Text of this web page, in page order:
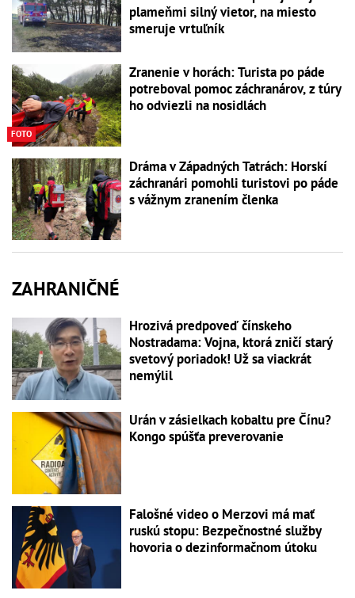
plameňmi silný vietor, na miesto
smeruje vrtuľník
FOTO
Zranenie v horách: Turista po páde
potreboval pomoc záchranárov, z túry
ho odviezli na nosidlách
Dráma v Západných Tatrách: Horskí
záchranári pomohli turistovi po páde
s vážnym zranením členka
ZAHRANIČNÉ
Hrozivá predpoveď čínskeho
Nostradama: Vojna, ktorá zničí starý
svetový poriadok! Už sa viackrát
nemýlil
Urán v zásielkach kobaltu pre Čínu?
Kongo spúšťa preverovanie
Falošné video o Merzovi má mať
ruskú stopu: Bezpečnostné služby
hovoria o dezinformačnom útoku